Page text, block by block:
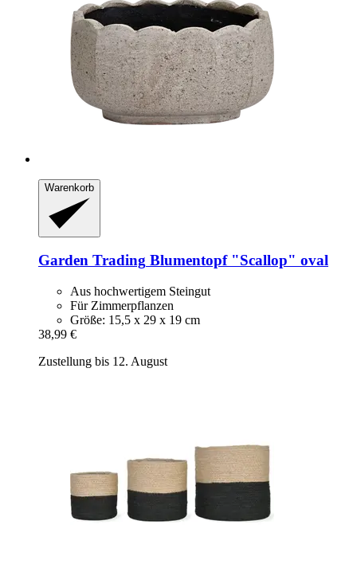
Warenkorb
Garden Trading Blumentopf "Scallop" oval
Aus hochwertigem Steingut
Für Zimmerpflanzen
Größe: 15,5 x 29 x 19 cm
38,99 €
Zustellung bis 12. August